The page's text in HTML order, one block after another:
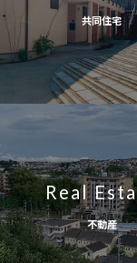
共同住宅
Real
不動産